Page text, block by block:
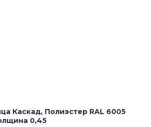
Каскад, Полиэстер RAL 6005
0,45